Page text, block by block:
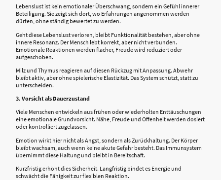
Lebenslust ist kein emotionaler Überschwang, sondern ein Gefühl innerer
Beteiligung. Sie zeigt sich dort, wo Erfahrungen angenommen werden
dürfen, ohne ständig bewertet zu werden.
Geht diese Lebenslust verloren, bleibt Funktionalität bestehen, aber ohne
innere Resonanz. Der Mensch lebt korrekt, aber nicht verbunden.
Emotionale Reaktionen werden flacher, Freude wird reduziert oder
aufgeschoben.
Milz und Thymus reagieren auf diesen Rückzug mit Anpassung. Abwehr
bleibt aktiv, aber ohne spielerische Elastizität. Das System schützt, statt zu
unterscheiden.
3. Vorsicht als Dauerzustand
Viele Menschen entwickeln aus frühen oder wiederholten Enttäuschungen
eine emotionale Grundvorsicht. Nähe, Freude und Offenheit werden dosiert
oder kontrolliert zugelassen.
Emotion wirkt hier nicht als Angst, sondern als Zurückhaltung. Der Körper
bleibt wachsam, auch wenn keine akute Gefahr besteht. Das Immunsystem
übernimmt diese Haltung und bleibt in Bereitschaft.
Kurzfristig erhöht dies Sicherheit. Langfristig bindet es Energie und
schwächt die Fähigkeit zur flexiblen Reaktion.